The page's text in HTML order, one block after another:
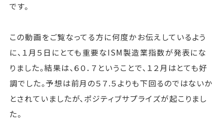
です。
この動画をご覧なってる方に何度かお伝えしているよう
に、１月５日にとても重要なISM製造業指数が発表にな
りました。結果は、６０．７ということで、１２月はとても好
調でした。予想は前月の５７.５よりも下回るのではないか
とされていましたが、ポジティブサプライズが起こりまし
た。